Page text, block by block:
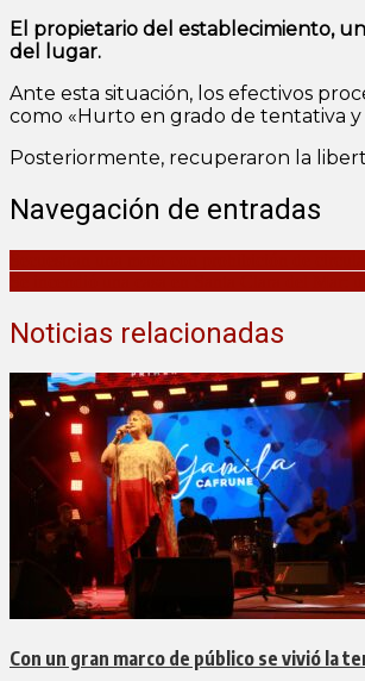
El propietario del establecimiento,
del lugar.
Ante esta situación, los efectivos
como «Hurto en grado de tentativa y
Posteriormente, recuperaron la
Navegación de entradas
Noticias relacionadas
Con un gran marco de público se vivió la